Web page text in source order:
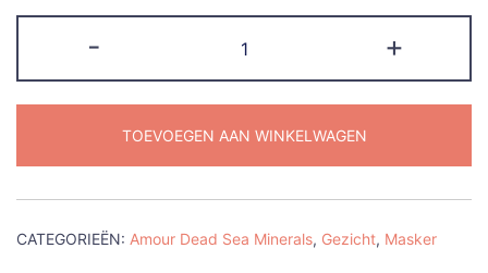
-
Amour
zwart
masker
met
Dode
Zeemodder
+
TOEVOEGEN AAN WINKELWAGEN
CATEGORIEËN: Amour Dead Sea Minerals, Gezicht, Masker